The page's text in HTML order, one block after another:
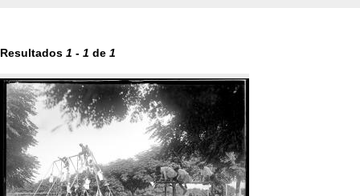
Resultados 1 - 1 de 1